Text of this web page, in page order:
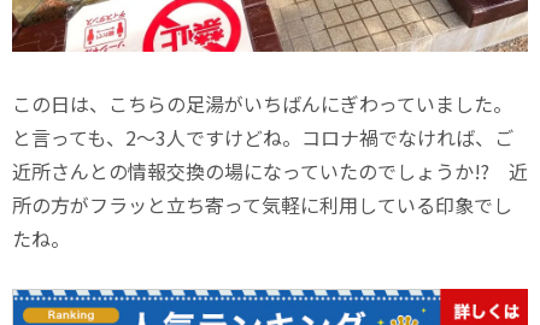
この日は、こちらの足湯がいちばんにぎわっていました。
と言っても、2～3人ですけどね。コロナ禍でなければ、ご
近所さんとの情報交換の場になっていたのでしょうか!? 近
所の方がフラッと立ち寄って気軽に利用している印象でし
たね。